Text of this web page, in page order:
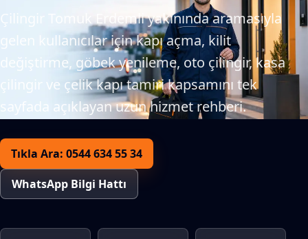
Çilingir Tomuk Erdemli yakınında aramasıyla
gelen kullanıcılar için kapı açma, kilit
değiştirme, göbek yenileme, oto çilingir, kasa
çilingir ve çelik kapı tamiri kapsamını tek
sayfada açıklayan uzun hizmet rehberi.
Tıkla Ara: 0544 634 55 34
WhatsApp Bilgi Hattı